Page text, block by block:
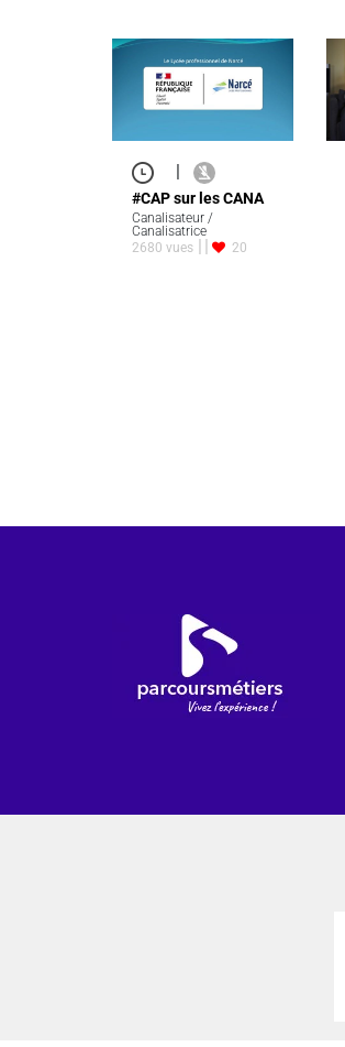
#CAP sur les CANA
Canalisateur /
Canalisatrice
2680 vues
20